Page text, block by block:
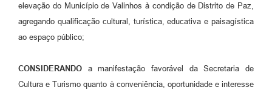
elevação do Município de Valinhos à condição de Distrito de Paz,
agregando qualificação cultural, turística, educativa e paisagística
ao espaço público;
CONSIDERANDO a manifestação favorável da Secretaria de
Cultura e Turismo quanto à conveniência, oportunidade e interesse